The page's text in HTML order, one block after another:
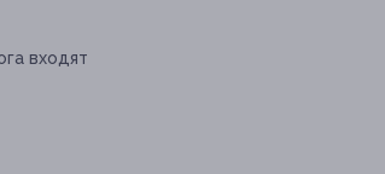
входят